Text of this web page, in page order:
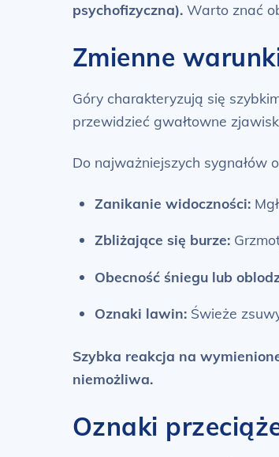
psychofizyczna). Warto znać
Zmienne
Góry charakteryzują się
przewidzieć gwałtowne
Do najważniejszych sygnałów
Zanikanie widoczności:
Zbliżające się burze:
Obecność śniegu lub
Oznaki lawin: Świeże
Szybka reakcja na
niemożliwa.
Oznaki